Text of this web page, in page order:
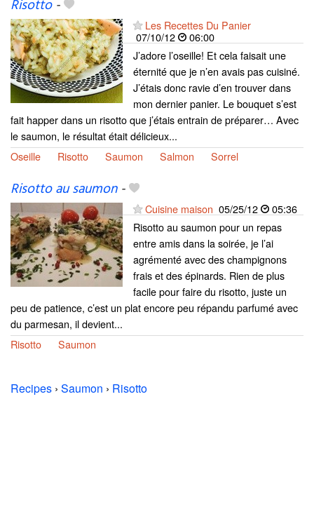
Risotto-
Les Recettes Du Panier
07/10/12
06:00
J’adore l’oseille! Et cela faisait une
éternité que je n’en avais pas cuisiné.
J’étais donc ravie d’en trouver dans
mon dernier panier. Le bouquet s’est
fait happer dans un risotto que j’étais entrain de préparer… Avec
le saumon, le résultat était délicieux...
Oseille
Risotto Saumon Salmon Sorrel
Risotto au saumon-
Cuisine maison 05/25/12
05:36
Risotto au saumon pour un repas
entre amis dans la soirée, je l’ai
agrémenté avec des champignons
frais et des épinards. Rien de plus
facile pour faire du risotto, juste un
peu de patience, c’est un plat encore peu répandu parfumé avec
du parmesan, il devient...
Risotto
Saumon
Recipes › Saumon › Risotto